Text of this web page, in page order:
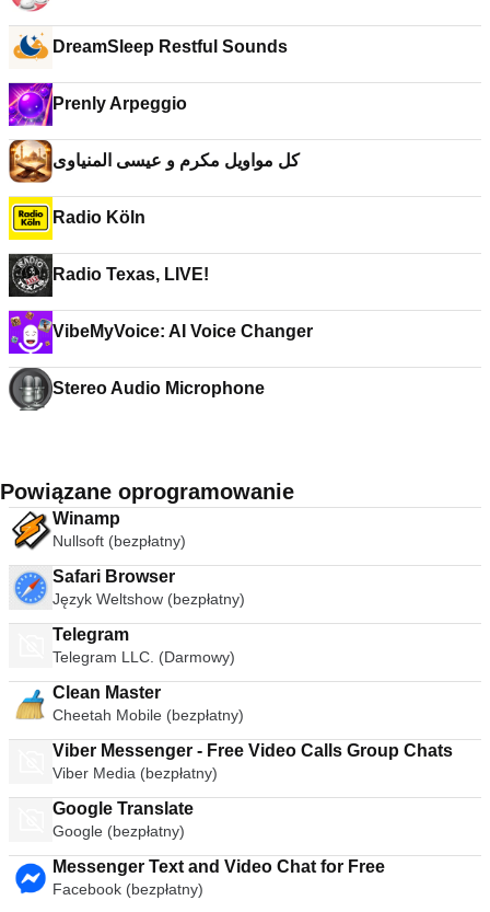
DreamSleep Restful Sounds
Prenly Arpeggio
كل مواويل مكرم و عيسى المنياوى
Radio Köln
Radio Texas, LIVE!
VibeMyVoice: AI Voice Changer
Stereo Audio Microphone
Powiązane oprogramowanie
Winamp
Nullsoft (bezpłatny)
Safari Browser
Język Weltshow (bezpłatny)
Telegram
Telegram LLC. (Darmowy)
Clean Master
Cheetah Mobile (bezpłatny)
Viber Messenger - Free Video Calls Group Chats
Viber Media (bezpłatny)
Google Translate
Google (bezpłatny)
Messenger Text and Video Chat for Free
Facebook (bezpłatny)